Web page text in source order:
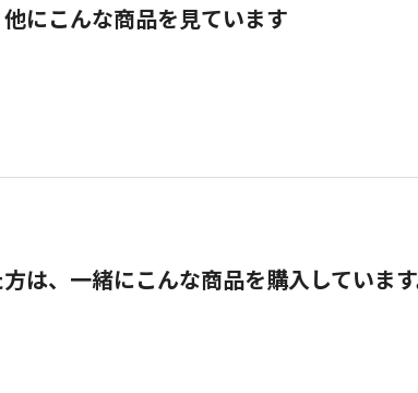
にこんな商品を見ています
は、一緒にこんな商品を購入しています